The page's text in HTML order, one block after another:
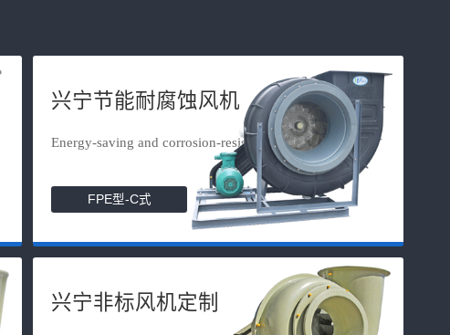
兴宁节能耐腐蚀风机
Energy-saving and corrosion-resista...
FPE型-C式
兴宁非标风机定制